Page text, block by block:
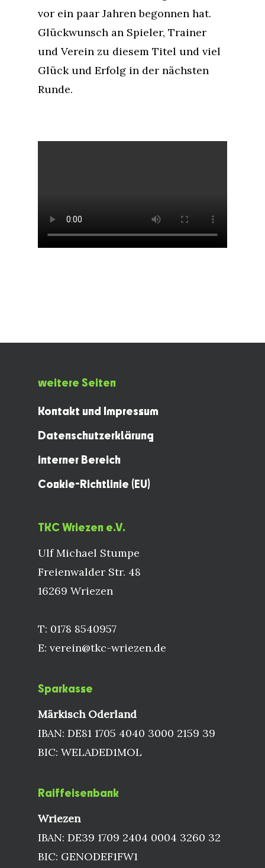
vor ein paar Jahren begonnen hat.
Glückwunsch an Spieler, Trainer
und Verein zu diesem Titel und viel
Glück und Erfolg in der nächsten
Runde.
weitere Seiten
Kontakt und Impressum
Datenschutzerklärung
interner Bereich
Cookie-Richtlinie (EU)
TKC Wriezen e.V.
Ulf Michael Stumpe
Freienwalder Str. 48
16269 Wriezen
T: 0178 8540957
E: verein@tkc-wriezen.de
Sparkasse
Märkisch Oderland
IBAN: DE81 1705 4040 3000 2159 39
BIC: WELADED1MOL
Raiffeisenbank
Wriezen
IBAN: DE39 1709 2404 0004 3260 32
BIC: GENODEF1FW1